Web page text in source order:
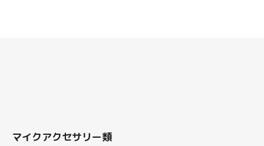
マイクアクセサリー類